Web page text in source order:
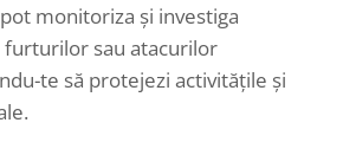
monitoriza și investiga
sau atacurilor
te să protejezi activitățile și